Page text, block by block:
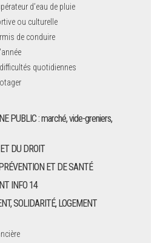
d’eau de pluie
ou culturelle
de conduire
quotidiennes
PUBLIC : marché, vide-greniers,
DU DROIT
ET DE SANTÉ
INFO 14
SOLIDARITÉ, LOGEMENT